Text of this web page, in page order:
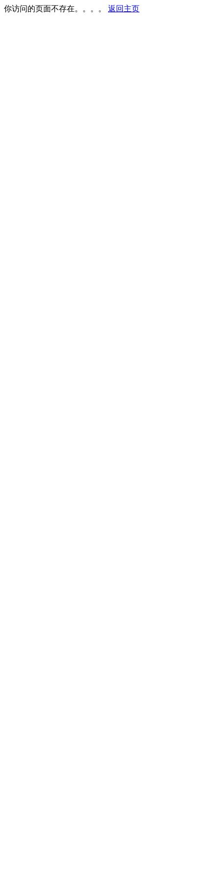
你访问的页面不存在。。。。 返回主页